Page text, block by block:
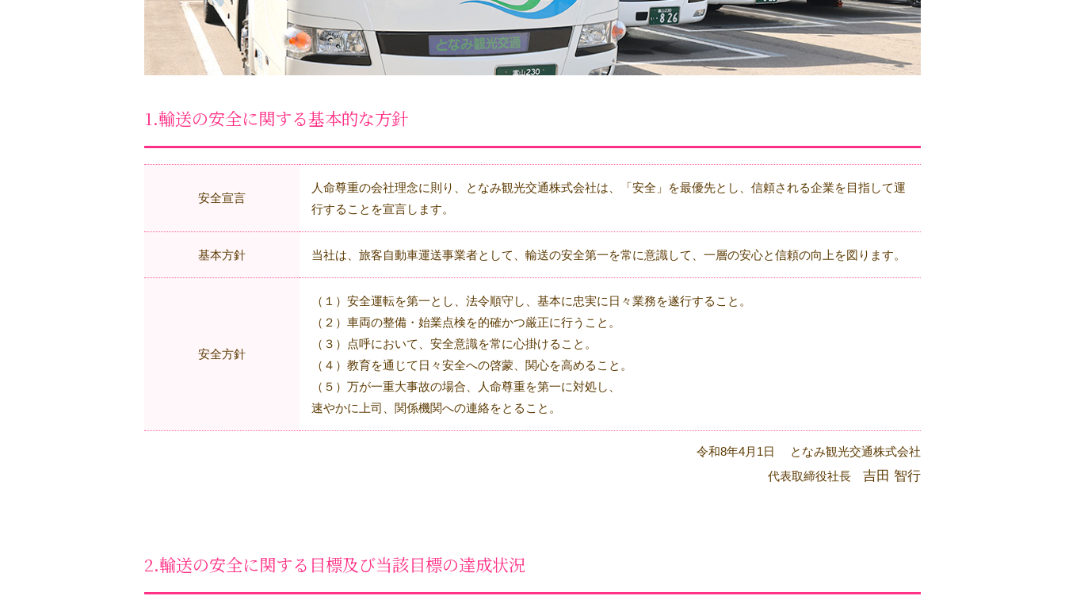
1.輸送の安全に関する基本的な方針
安全宣言
人命尊重の会社理念に則り、となみ観光交通株式会社は、「安全」を最優先とし、信頼される企業を目指して運
行することを宣言します。
基本方針 当社は、旅客自動車運送事業者として、輸送の安全第一を常に意識して、一層の安心と信頼の向上を図ります。
安全方針
（１）安全運転を第一とし、法令順守し、基本に忠実に日々業務を遂行すること。
（２）車両の整備・始業点検を的確かつ厳正に行うこと。
（３）点呼において、安全意識を常に心掛けること。
（４）教育を通じて日々安全への啓蒙、関心を高めること。
（５）万が一重大事故の場合、人命尊重を第一に対処し、
速やかに上司、関係機関への連絡をとること。
令和8年4月1日 となみ観光交通株式会社
代表取締役社長 吉田 智行
2.輸送の安全に関する目標及び当該目標の達成状況